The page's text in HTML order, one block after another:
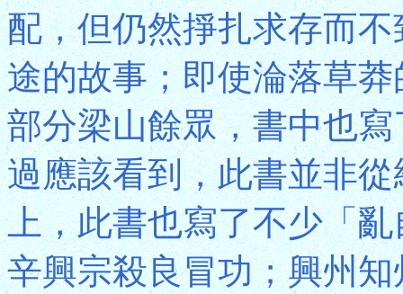
配，但仍然掙扎求存而
途的故事；即使淪落草
部分梁山餘眾，書中也
過應該看到，此書並非
上，此書也寫了不少「
辛興宗殺良冒功；興州